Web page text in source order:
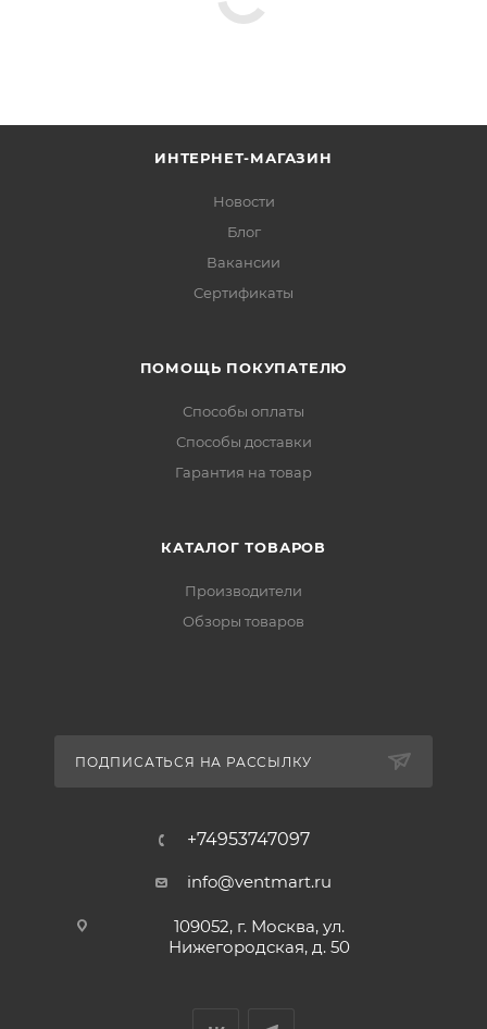
ИНТЕРНЕТ-МАГАЗИН
Новости
Блог
Вакансии
Сертификаты
ПОМОЩЬ ПОКУПАТЕЛЮ
Способы оплаты
Способы доставки
Гарантия на товар
КАТАЛОГ ТОВАРОВ
Производители
Обзоры товаров
ПОДПИСАТЬСЯ НА РАССЫЛКУ
+74953747097
info@ventmart.ru
109052, г. Москва, ул.
Нижегородская, д. 50